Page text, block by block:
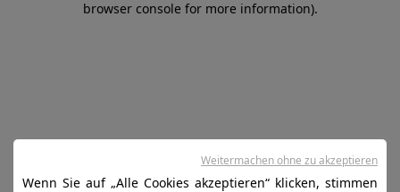
browser console for more information).
Wenn Sie auf „Alle Cookies akzeptieren“ klicken, stimmen
Weitermachen ohne zu akzeptieren